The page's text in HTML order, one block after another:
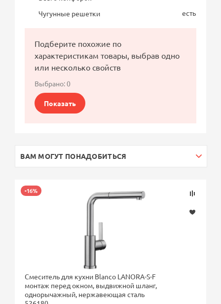
Чугунные решетки
есть
Подберите похожие по
характеристикам товары, выбрав одно
или несколько свойств
Выбрано:0
Показать
ВАМ МОГУТ ПОНАДОБИТЬСЯ
-16%
Смеситель для кухни Blanco LANORA-S-F
монтаж перед окном, выдвижной шланг,
однорычажный, нержавеющая сталь